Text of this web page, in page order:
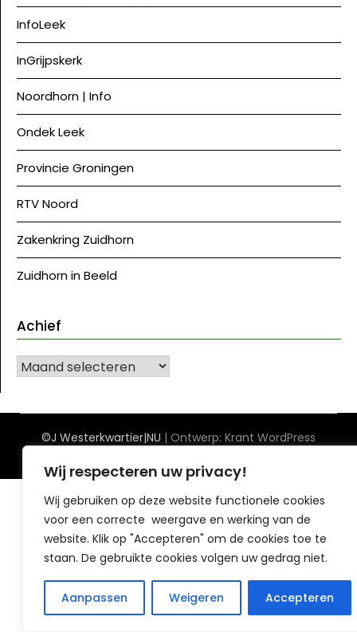
Wij respecteren uw privacy!
Wij gebruiken op deze website functionele cookies
voor een correcte weergave en werking van de
website. Klik op "Accepteren" om de cookies toe te
staan. De gebruikte cookies volgen uw gedrag niet.
Aanpassen Weigeren Accepteren
InfoLeek
InGrijpskerk
Noordhorn | Info
Ondek Leek
Provincie Groningen
RTV Noord
Zakenkring Zuidhorn
Zuidhorn in Beeld
Achief
Achief
©J Westerkwartier|NU | Ontwerp: Krant WordPress